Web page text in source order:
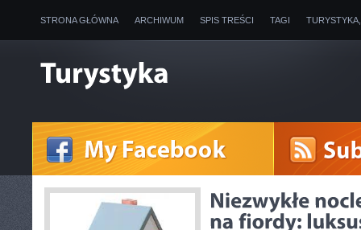
STRONA GŁÓWNA ARCHIWUM SPIS TREŚCI TAGI